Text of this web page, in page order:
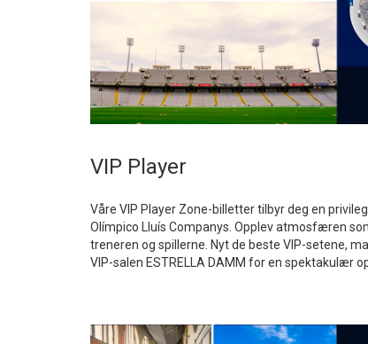
VIP Player
Våre VIP Player Zone-billetter tilbyr deg en
Olímpico Lluís Companys. Opplev atmosfæren
treneren og spillerne. Nyt de beste VIP-setene,
VIP-salen ESTRELLA DAMM for en spektakulær